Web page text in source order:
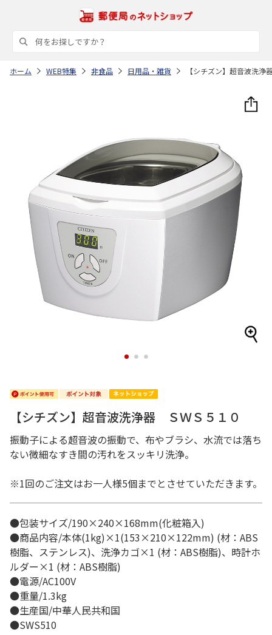
ホーム WEB特集 非食品 日用品・雑貨 【シチズン】超音波洗
1 2 3
【シチズン】超音波洗浄器 ＳＷＳ５１０
振動子による超音波の振動で、布やブラシ、水流では落ち
ない微細なすき間の汚れをスッキリ洗浄。
※1回のご注文はお一人様5個までとさせていただきます。
●包装サイズ/190×240×168mm(化粧箱入)
●商品内容/本体(1kg)×1(153×210×122mm) (材：ABS
樹脂、ステンレス)、洗浄カゴ×1 (材：ABS樹脂)、時計ホ
ルダー×1 (材：ABS樹脂)
●電源/AC100V
●重量/1.3kg
●生産国/中華人民共和国
●SWS510